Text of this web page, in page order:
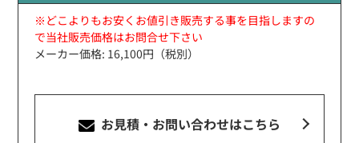
※どこよりもお安くお値引き販売する事を目指しますの
で当社販売価格はお問合せ下さい
メーカー価格: 16,100円（税別）
お見積・お問い合わせはこちら